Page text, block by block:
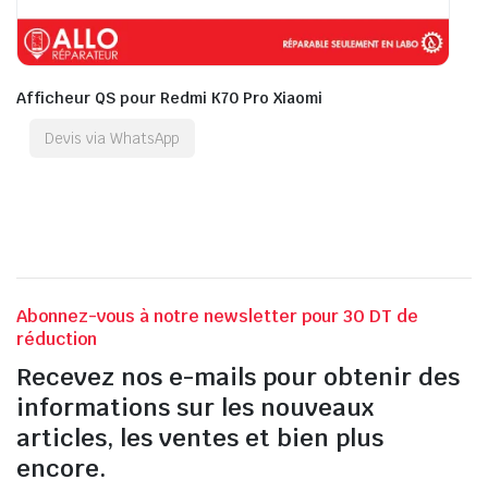
Afficheur QS pour Redmi K70 Pro Xiaomi
Devis via WhatsApp
Abonnez-vous à notre newsletter pour 30 DT de
réduction
Recevez nos e-mails pour obtenir des
informations sur les nouveaux
articles, les ventes et bien plus
encore.